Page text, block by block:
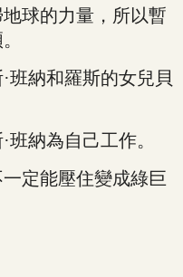
球的力量，所以暫
納和羅斯的女兒貝
納為自己工作。
定能壓住變成綠巨